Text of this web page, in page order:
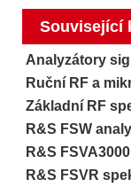
Související
Analyzátory
Ruční RF a
Základní RF
R&S FSW
R&S
R&S FSVR